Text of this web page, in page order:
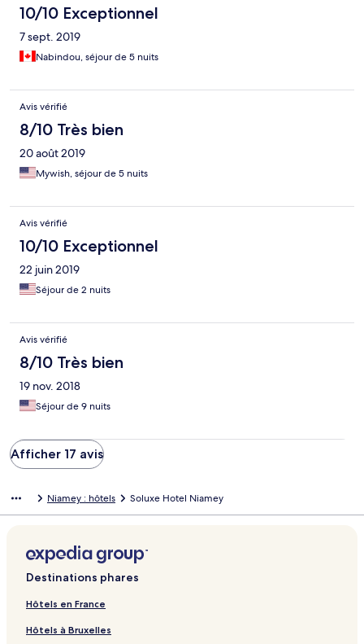
10/10 Exceptionnel
7 sept. 2019
Nabindou, séjour de 5 nuits
Avis vérifié
8/10 Très bien
20 août 2019
Mywish, séjour de 5 nuits
Avis vérifié
10/10 Exceptionnel
22 juin 2019
Séjour de 2 nuits
Avis vérifié
8/10 Très bien
19 nov. 2018
Séjour de 9 nuits
Afficher 17 avis
Niamey : hôtels Soluxe Hotel Niamey
Destinations phares
Hôtels en France
Hôtels à Bruxelles